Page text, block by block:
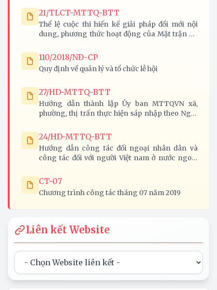
21/TLCT-MTTQ-BTT
Thể lệ cuộc thi hiến kế giải pháp đổi mới nội
dung, phương thức hoạt động của Mặt trận Tổ
An
110/2018/NĐ-CP
Quy định về quản lý và tổ chức lễ hội
27/HD-MTTQ-BTT
Hướng dẫn thành lập Ủy ban MTTQVN xã,
phường, thị trấn thực hiện sáp nhập theo Nghị
tỉnh Nghệ An
24/HD-MTTQ-BTT
Hướng dẫn công tác đối ngoại nhân dân và
công tác đối với người Việt nam ở nước ngoài
CT-07
Chương trình công tác tháng 07 năm 2019
Liên kết Website